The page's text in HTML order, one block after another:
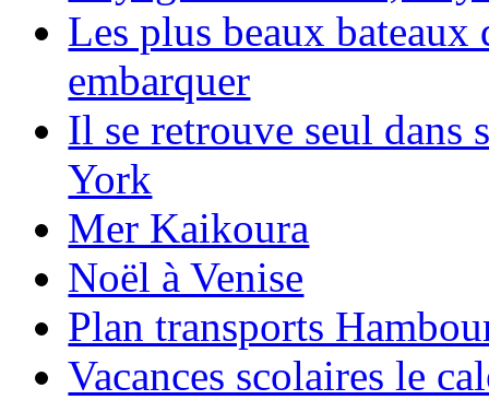
Les plus beaux bateaux
embarquer
Il se retrouve seul dans
York
Mer Kaikoura
Noël à Venise
Plan transports
Vacances scolaires le